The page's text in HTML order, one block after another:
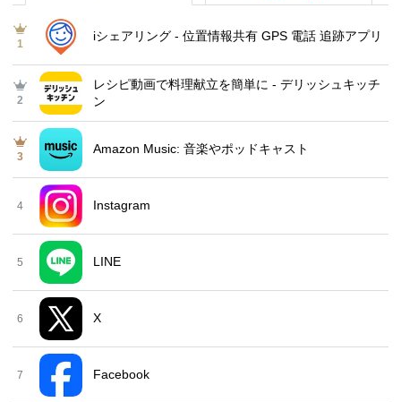
1
iシェアリング - 位置情報共有 GPS 電話 追跡アプリ
2
レシピ動画で料理献立を簡単‪に - デリッシュキッチ
ン
3
Amazon Music: 音楽やポッドキャスト
4 Instagram
5 LINE
6 X
7 Facebook